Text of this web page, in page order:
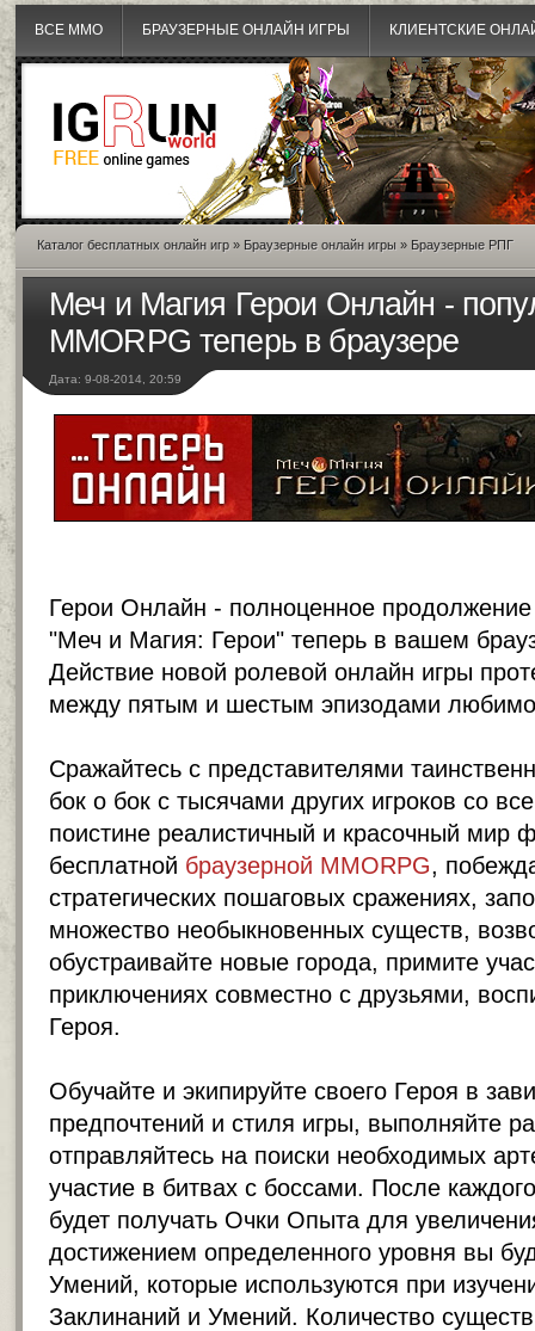
ВСЕ MMO БРАУЗЕРНЫЕ ОНЛАЙН ИГРЫ КЛИЕНТСКИЕ
Каталог бесплатных онлайн игр » Браузерные онлайн игры » Браузерные РПГ
Меч и Магия Герои Онлайн -
MMORPG теперь в браузере
Дата: 9-08-2014, 20:59
Герои Онлайн - полноценное продолжение
"Меч и Магия: Герои" теперь в вашем
Действие новой ролевой онлайн игры
между пятым и шестым эпизодами
Сражайтесь с представителями
бок о бок с тысячами других игроков со
поистине реалистичный и красочный мир
бесплатной браузерной MMORPG,
стратегических пошаговых сражениях,
множество необыкновенных существ,
обустраивайте новые города, примите
приключениях совместно с друзьями,
Героя.
Обучайте и экипируйте своего Героя в
предпочтений и стиля игры, выполняйте
отправляйтесь на поиски необходимых
участие в битвах с боссами. После
будет получать Очки Опыта для
достижением определенного уровня вы
Умений, которые используются при
Заклинаний и Умений. Количество